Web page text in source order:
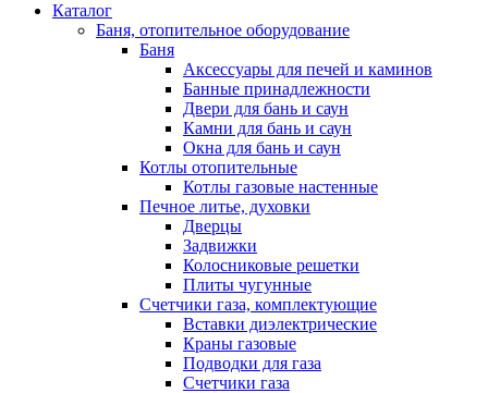
Каталог
Баня, отопительное оборудование
Баня
Аксессуары для печей и каминов
Банные принадлежности
Двери для бань и саун
Камни для бань и саун
Окна для бань и саун
Котлы отопительные
Котлы газовые настенные
Печное литье, духовки
Дверцы
Задвижки
Колосниковые решетки
Плиты чугунные
Счетчики газа, комплектующие
Вставки диэлектрические
Краны газовые
Подводки для газа
Счетчики газа